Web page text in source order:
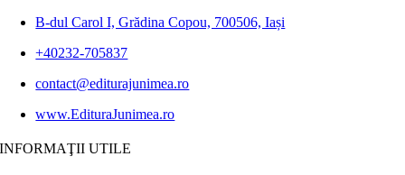
B-dul Carol I, Grădina Copou, 700506, Iași
+40232-705837
contact@editurajunimea.ro
www.EdituraJunimea.ro
INFORMAŢII UTILE